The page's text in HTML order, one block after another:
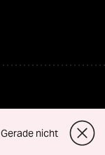
Gerade nicht